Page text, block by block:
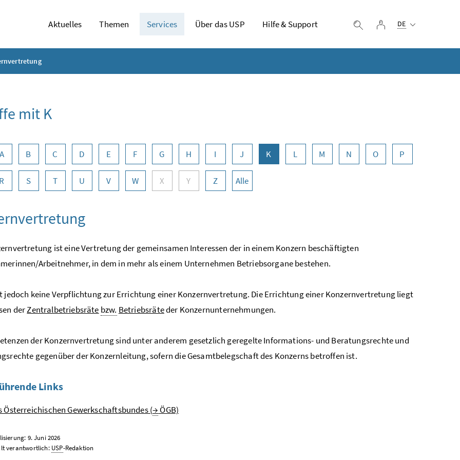
Aktuelles Themen Services Über das USP Hilfe & Support Suche einblenden
Login
DE
mit K
A B C D E F G H I J K L M N O P
R S T U V W X Y Z Alle
ist eine Vertretung der gemeinsamen Interessen der in einem Konzern beschäftigten
Arbeitnehmer, in dem in mehr als einem Unternehmen Betriebsorgane bestehen.
jedoch keine Verpflichtung zur Errichtung einer Konzernvertretung. Die Errichtung einer Konzernvertretung liegt
derZentralbetriebsräte bzw. Betriebsräteder Konzernunternehmungen.
der Konzernvertretung sind unter anderem gesetzlich geregelte Informations- und Beratungsrechte und
gegenüber der Konzernleitung, sofern die Gesamtbelegschaft des Konzerns betroffen ist.
Links
Österreichischen Gewerkschaftsbundes (→ ÖGB)
9. Juni 2026
verantwortlich: USP-Redaktion